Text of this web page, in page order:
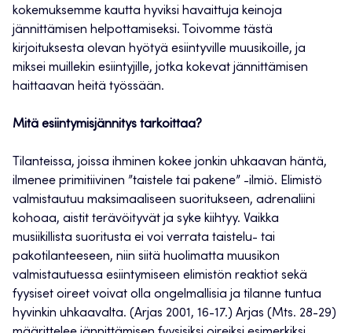
kokemuksemme kautta hyviksi havaittuja keinoja
jännittämisen helpottamiseksi. Toivomme tästä
kirjoituksesta olevan hyötyä esiintyville muusikoille, ja
miksei muillekin esiintyjille, jotka kokevat jännittämisen
haittaavan heitä työssään.
Mitä esiintymisjännitys tarkoittaa?
Tilanteissa, joissa ihminen kokee jonkin uhkaavan häntä,
ilmenee primitiivinen ”taistele tai pakene” -ilmiö. Elimistö
valmistautuu maksimaaliseen suoritukseen, adrenaliini
kohoaa, aistit terävöityvät ja syke kiihtyy. Vaikka
musiikillista suoritusta ei voi verrata taistelu- tai
pakotilanteeseen, niin siitä huolimatta muusikon
valmistautuessa esiintymiseen elimistön reaktiot sekä
fyysiset oireet voivat olla ongelmallisia ja tilanne tuntua
hyvinkin uhkaavalta. (Arjas 2001, 16-17.) Arjas (Mts. 28-29)